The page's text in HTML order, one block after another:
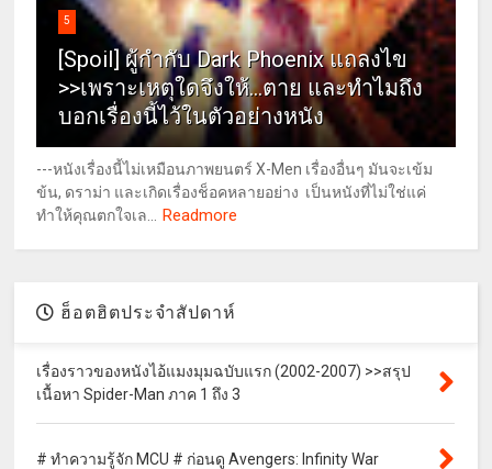
5
[Spoil] ผู้กำกับ Dark Phoenix แถลงไข
>>เพราะเหตุใดจึงให้...ตาย และทำไมถึง
บอกเรื่องนี้ไว้ในตัวอย่างหนัง
---หนังเรื่องนี้ไม่เหมือนภาพยนตร์ X-Men เรื่องอื่นๆ มันจะเข้ม
ข้น, ดราม่า และเกิดเรื่องช็อคหลายอย่าง เป็นหนังที่ไม่ใช่แค่
ทำให้คุณตกใจเล...
Readmore
ฮ็อตฮิตประจำสัปดาห์
เรื่องราวของหนังไอ้แมงมุมฉบับแรก (2002-2007) >>สรุป
เนื้อหา Spider-Man ภาค 1 ถึง 3
# ทำความรู้จัก MCU # ก่อนดู Avengers: Infinity War